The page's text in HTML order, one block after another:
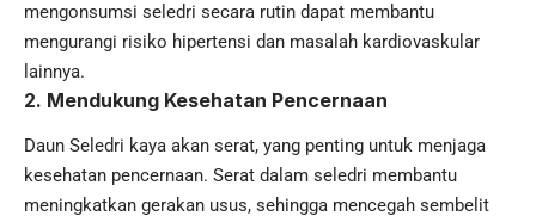
mengonsumsi seledri secara rutin dapat membantu
mengurangi risiko hipertensi dan masalah kardiovaskular
lainnya.
2. Mendukung Kesehatan Pencernaan
Daun Seledri kaya akan serat, yang penting untuk menjaga
kesehatan pencernaan. Serat dalam seledri membantu
meningkatkan gerakan usus, sehingga mencegah sembelit